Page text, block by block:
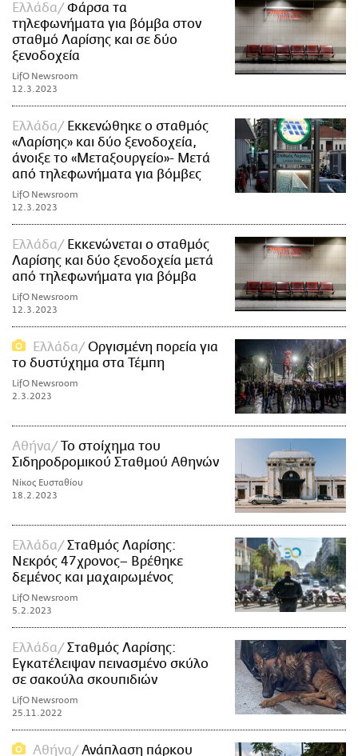
Ελλάδα
Φάρσα τα
τηλεφωνήματα για βόμβα στον
σταθμό Λαρίσης και σε δύο
ξενοδοχεία
LifO Newsroom
12.3.2023
Ελλάδα
Εκκενώθηκε ο σταθμός
«Λαρίσης» και δύο ξενοδοχεία,
άνοιξε το «Μεταξουργείο»- Μετά
από τηλεφωνήματα για βόμβες
LifO Newsroom
12.3.2023
Ελλάδα
Εκκενώνεται ο σταθμός
Λαρίσης και δύο ξενοδοχεία μετά
από τηλεφωνήματα για βόμβα
LifO Newsroom
12.3.2023
Ελλάδα
Οργισμένη πορεία για
το δυστύχημα στα Τέμπη
LifO Newsroom
2.3.2023
Αθήνα
Το στοίχημα του
Σιδηροδρομικού Σταθμού Αθηνών
Νίκος Ευσταθίου
18.2.2023
Ελλάδα
Σταθμός Λαρίσης:
Νεκρός 47χρονος– Βρέθηκε
δεμένος και μαχαιρωμένος
LifO Newsroom
5.2.2023
Ελλάδα
Σταθμός Λαρίσης:
Εγκατέλειψαν πεινασμένο σκύλο
σε σακούλα σκουπιδιών
LifO Newsroom
25.11.2022
Αθήνα
Ανάπλαση πάρκου